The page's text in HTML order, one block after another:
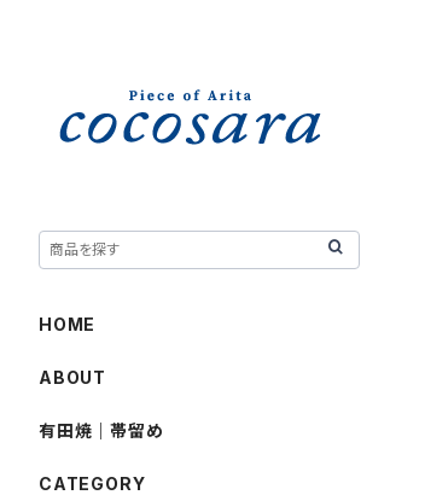
HOME
ABOUT
有田焼｜帯留め
CATEGORY